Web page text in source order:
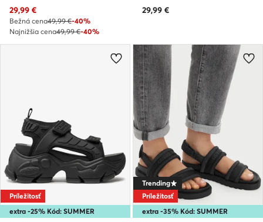
Aktuálna cena
29,99 €
Bežná cena49,99 €-40%
Najnižšia cena49,99 €-40%
29,99 €
extra -25% Kód: SUMMER
Príležitosť
extra -35% Kód: SUMMER
Trending
Príležitosť